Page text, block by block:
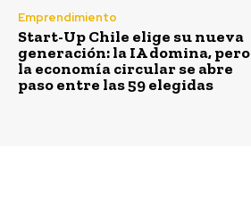
Emprendimiento
Start-Up Chile elige su nueva
generación: la IA domina, pero
la economía circular se abre
paso entre las 59 elegidas